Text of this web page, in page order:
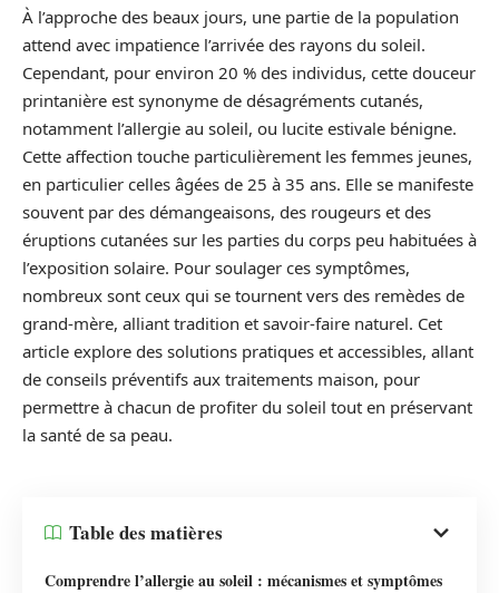
À l’approche des beaux jours, une partie de la population
attend avec impatience l’arrivée des rayons du soleil.
Cependant, pour environ 20 % des individus, cette douceur
printanière est synonyme de désagréments cutanés,
notamment l’allergie au soleil, ou lucite estivale bénigne.
Cette affection touche particulièrement les femmes jeunes,
en particulier celles âgées de 25 à 35 ans. Elle se manifeste
souvent par des démangeaisons, des rougeurs et des
éruptions cutanées sur les parties du corps peu habituées à
l’exposition solaire. Pour soulager ces symptômes,
nombreux sont ceux qui se tournent vers des remèdes de
grand-mère, alliant tradition et savoir-faire naturel. Cet
article explore des solutions pratiques et accessibles, allant
de conseils préventifs aux traitements maison, pour
permettre à chacun de profiter du soleil tout en préservant
la santé de sa peau.
Table des matières
Comprendre l’allergie au soleil : mécanismes et symptômes